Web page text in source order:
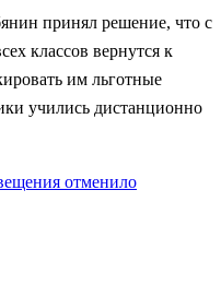
принял решение, что с
классов вернутся к
им льготные
учились дистанционно
отменило